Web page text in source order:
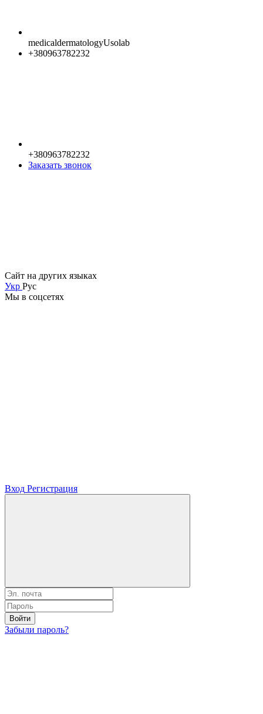
medicaldermatologyUsolab
+380963782232
+380963782232
Заказать звонок
Сайт на других языках
Укр Рус
Мы в соцсетях
Вход Регистрация
Войти
Забыли пароль?